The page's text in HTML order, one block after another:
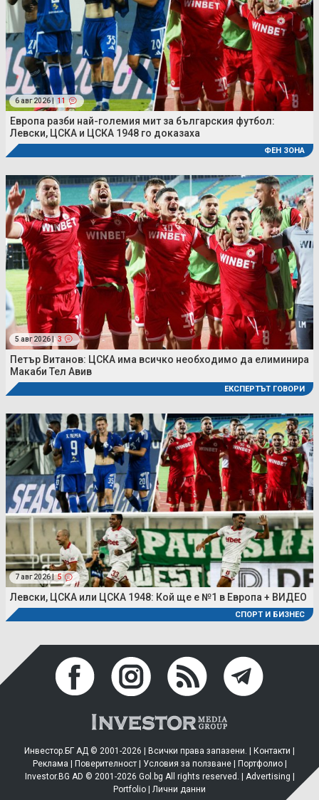
6 авг 2026 | 11
Европа разби най-големия мит за българския футбол:
Левски, ЦСКА и ЦСКА 1948 го доказаха
ФЕН ЗОНА
5 авг 2026 | 3
Петър Витанов: ЦСКА има всичко необходимо да елиминира
Макаби Тел Авив
ЕКСПЕРТЪТ ГОВОРИ
7 авг 2026 | 5
Левски, ЦСКА или ЦСКА 1948: Кой ще е №1 в Европа + ВИДЕО
СПОРТ И БИЗНЕС
Инвестор.БГ АД © 2001-2026 | Всички права запазени. | Контакти
Реклама
Поверителност| Условия за ползване| Портфолио|
Investor.BG AD © 2001-2026 Gol.bg All rights reserved. | Advertising
Portfolio
Лични данни